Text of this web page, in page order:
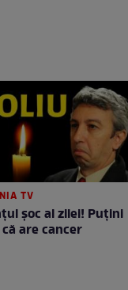
TV
şoc al zilei! Puţini
are cancer